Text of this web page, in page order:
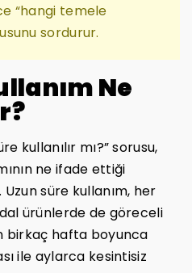
“hangi temele
sordurur.
Ne
kullanılır mı?” sorusu,
ne ifade ettiği
süre kullanım, her
ürünlerde de göreceli
birkaç hafta boyunca
ile aylarca kesintisiz